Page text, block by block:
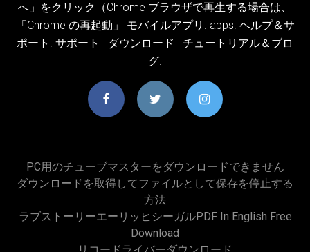
へ」をクリック（Chrome ブラウザで再生する場合は、
「Chrome の再起動」 モバイルアプリ. apps. ヘルプ＆サ
ポート. サポート · ダウンロード · チュートリアル＆ブロ
グ.
PC用のチューブマスターをダウンロードできません
ダウンロードを取得してファイルとして保存を停止する
方法
ラブストーリーエーリッヒシーガルPDF In English Free
Download